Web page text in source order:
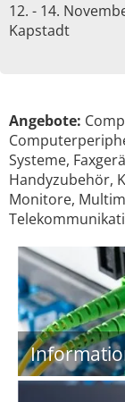
12. - 14.
Kapstadt
Angebote:
Systeme,
Handyzubehör,
Monitore,